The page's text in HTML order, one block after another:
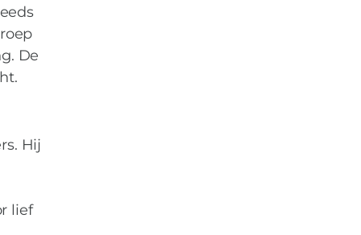
De
Hij
lief